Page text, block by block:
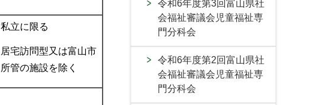
私立に限る
居宅訪問型又は富山市
所管の施設を除く
令和6年度第3回富山県社
会福祉審議会児童福祉専
門分科会
令和6年度第2回富山県社
会福祉審議会児童福祉専
門分科会